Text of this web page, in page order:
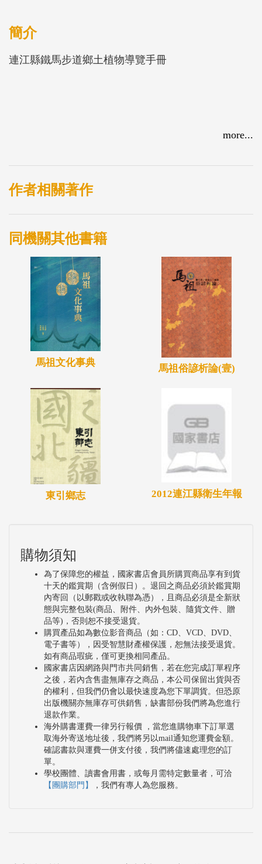
簡介
連江縣鐵馬步道鄉土植物導覽手冊
more...
作者相關著作
同機關其他書籍
馬祖文化事典
馬祖俗諺析論(壹)
東引鄉志 2012連江縣衛生年報
購物須知
為了保障您的權益，國家書店會員所購買商品享有到貨
十天的鑑賞期（含例假日）。退回之商品必須於鑑賞期
內寄回（以郵戳或收執聯為憑），且商品必須是全新狀
態與完整包裝(商品、附件、內外包裝、隨貨文件、贈
品等)，否則恕不接受退貨。
購買產品如為數位影音商品（如：CD、VCD、DVD、
電子書等），因受智慧財產權保護，恕無法接受退貨。
如有商品瑕疵，僅可更換相同產品。
國家書店因網路與門市共同銷售，若在您完成訂單程序
之後，若內含售盡無庫存之商品，本公司保留出貨與否
的權利，但我們仍會以最快速度為您下單調貨。但恐原
出版機關亦無庫存可供銷售，缺書部份我們將為您進行
退款作業。
海外購書運費一律另行報價 ，當您進購物車下訂單選
取海外寄送地址後，我們將另以mail通知您運費金額。
確認書款與運費一併支付後，我們將儘速處理您的訂
單。
學校團體、讀書會用書，或每月需特定數量者，可洽
【團購部門】
，我們有專人為您服務。